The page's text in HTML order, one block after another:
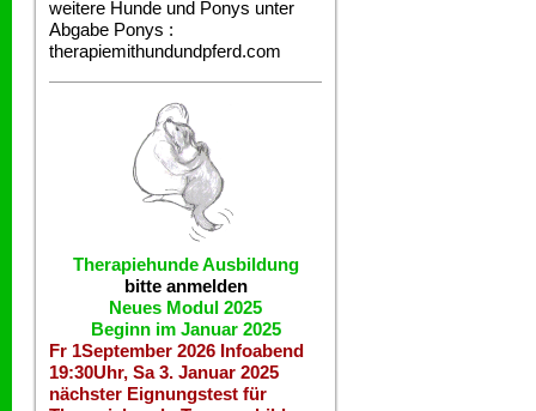
weitere Hunde und Ponys unter
Abgabe Ponys :
therapiemithundundpferd.com
Therapiehunde Ausbildung
bitte anmelden
Neues Modul 2025
Beginn im Januar 2025
Fr 1September 2026 Infoabend
19:30Uhr, Sa 3. Januar 2025
nächster Eignungstest für